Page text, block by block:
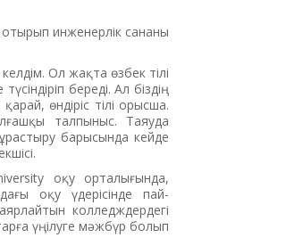
отырып ин­же­нер­­лік сананы
Ол жақта өзбек тілі
береді. Ал біздің
өндіріс тілі орысша.
талпыныс. Таяуда
барысында кейде
оқу орталығында,
оқу үде­рісінде пай­
колледждердегі
үңілуге мәжбүр бо­лып